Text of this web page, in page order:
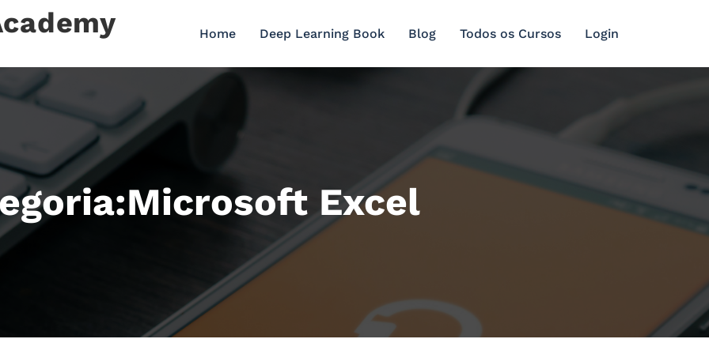
Home Deep Learning Book Blog Todos os Cursos Login
Excel